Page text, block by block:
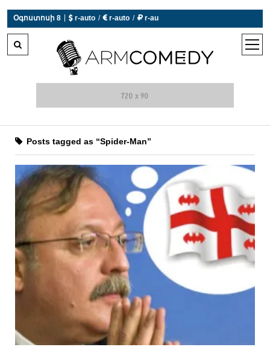
Օգոստոսի 8  r-auto /  r-auto /  r-au
open
Posts tagged as “Spider-Man”